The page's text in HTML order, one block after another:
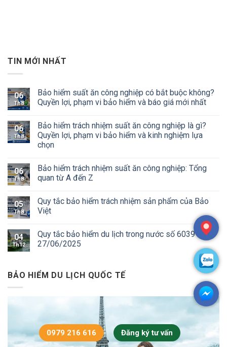
TIN MỚI NHẤT
06
Th8
Bảo hiểm suất ăn công nghiệp có bắt buộc không?
Quyền lợi, phạm vi bảo hiểm và báo giá mới nhất
06
Th8
Bảo hiểm trách nhiệm suất ăn công nghiệp là gì?
Quyền lợi, phạm vi bảo hiểm và kinh nghiệm lựa
chọn
06
Th8
Bảo hiểm trách nhiệm suất ăn công nghiệp: Tổng
quan từ A đến Z
05
Th8
Quy tắc bảo hiểm trách nhiệm sản phẩm của Bảo
Việt
04
Th12
Quy tắc bảo hiểm du lịch trong nước số 6039 ngày
27/06/2025
BẢO HIỂM DU LỊCH QUỐC TẾ
0979 216 616 Đăng ký tư vấn